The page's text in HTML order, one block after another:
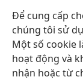
Để cung cấp
chúng tôi sử
Một số cookie
hoạt động và
nhận hoặc từ